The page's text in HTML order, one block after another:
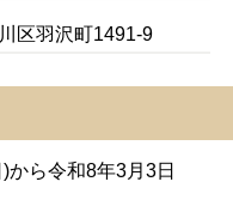
区羽沢町1491-9
から令和8年3月3日